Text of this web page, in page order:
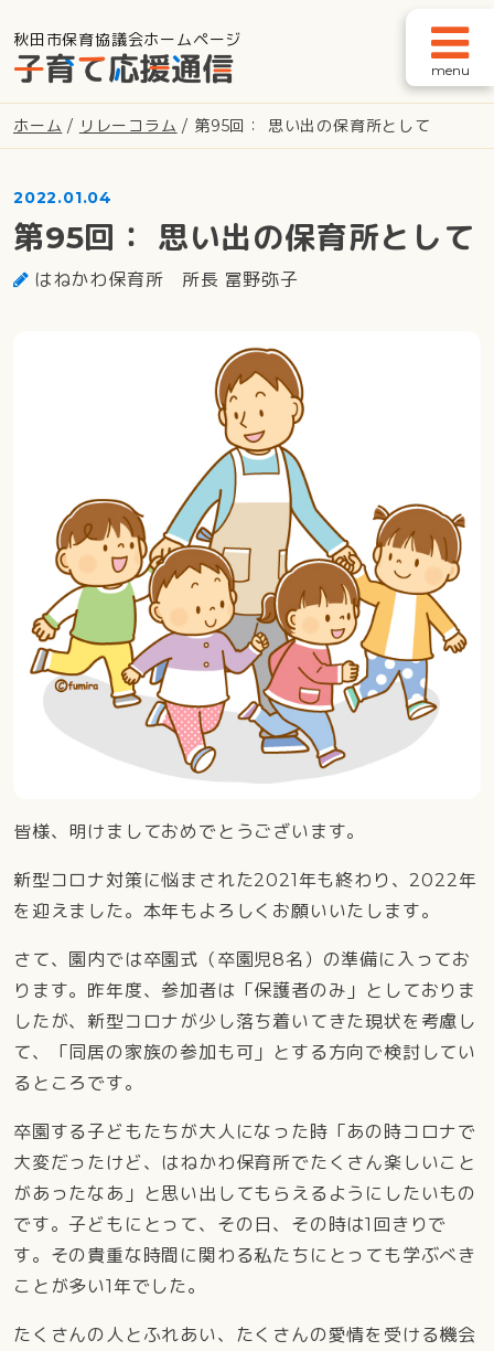
メインナビゲーション
秋田市保育協議会ホームページ
ホーム / リレーコラム / 第95回： 思い出の保育所として
2022.01.04
第95回： 思い出の保育所として
はねかわ保育所 所長 冨野弥子
皆様、明けましておめでとうございます。
新型コロナ対策に悩まされた2021年も終わり、2022年
を迎えました。本年もよろしくお願いいたします。
さて、園内では卒園式（卒園児8名）の準備に入ってお
ります。昨年度、参加者は「保護者のみ」としておりま
したが、新型コロナが少し落ち着いてきた現状を考慮し
て、「同居の家族の参加も可」とする方向で検討してい
るところです。
卒園する子どもたちが大人になった時「あの時コロナで
大変だったけど、はねかわ保育所でたくさん楽しいこと
があったなあ」と思い出してもらえるようにしたいもの
です。子どもにとって、その日、その時は1回きりで
す。その貴重な時間に関わる私たちにとっても学ぶべき
ことが多い1年でした。
たくさんの人とふれあい、たくさんの愛情を受ける機会